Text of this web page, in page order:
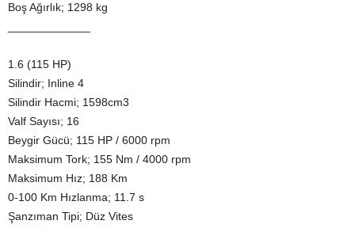
Boş Ağırlık; 1298 kg
1.6 (115 HP)
Silindir; Inline 4
Silindir Hacmi; 1598cm3
Valf Sayısı; 16
Beygir Gücü; 115 HP / 6000 rpm
Maksimum Tork; 155 Nm / 4000 rpm
Maksimum Hız; 188 Km
0-100 Km Hızlanma; 11.7 s
Şanzıman Tipi; Düz Vites